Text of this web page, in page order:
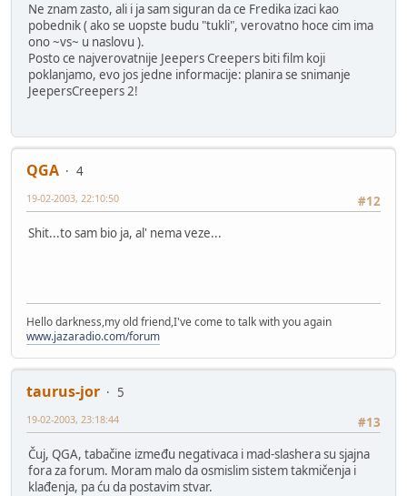
Ne znam zasto, ali i ja sam siguran da ce Fredika izaci kao
pobednik ( ako se uopste budu "tukli", verovatno hoce cim ima
ono ~vs~ u naslovu ).
Posto ce najverovatnije Jeepers Creepers biti film koji
poklanjamo, evo jos jedne informacije: planira se snimanje
JeepersCreepers 2!
QGA
4
#12
19-02-2003, 22:10:50
Shit...to sam bio ja, al' nema veze...
Hello darkness,my old friend,I've come to talk with you again
www.jazaradio.com/forum
taurus-jor
5
#13
19-02-2003, 23:18:44
Čuj, QGA, tabačine između negativaca i mad-slashera su sjajna
fora za forum. Moram malo da osmislim sistem takmičenja i
klađenja, pa ću da postavim stvar.